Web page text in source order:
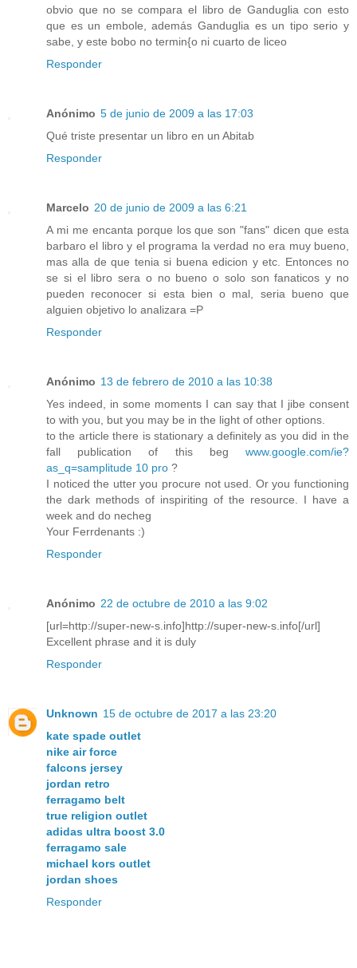
obvio que no se compara el libro de Ganduglia con esto
que es un embole, además Ganduglia es un tipo serio y
sabe, y este bobo no termin{o ni cuarto de liceo
Responder
Anónimo 5 de junio de 2009 a las 17:03
Qué triste presentar un libro en un Abitab
Responder
Marcelo 20 de junio de 2009 a las 6:21
A mi me encanta porque los que son "fans" dicen que esta
barbaro el libro y el programa la verdad no era muy bueno,
mas alla de que tenia si buena edicion y etc. Entonces no
se si el libro sera o no bueno o solo son fanaticos y no
pueden reconocer si esta bien o mal, seria bueno que
alguien objetivo lo analizara =P
Responder
Anónimo 13 de febrero de 2010 a las 10:38
Yes indeed, in some moments I can say that I jibe consent
to with you, but you may be in the light of other options.
to the article there is stationary a definitely as you did in the
fall publication of this beg www.google.com/ie?
as_q=samplitude 10 pro ?
I noticed the utter you procure not used. Or you functioning
the dark methods of inspiriting of the resource. I have a
week and do necheg
Your Ferrdenants :)
Responder
Anónimo 22 de octubre de 2010 a las 9:02
[url=http://super-new-s.info]http://super-new-s.info[/url]
Excellent phrase and it is duly
Responder
Unknown 15 de octubre de 2017 a las 23:20
kate spade outlet
nike air force
falcons jersey
jordan retro
ferragamo belt
true religion outlet
adidas ultra boost 3.0
ferragamo sale
michael kors outlet
jordan shoes
Responder